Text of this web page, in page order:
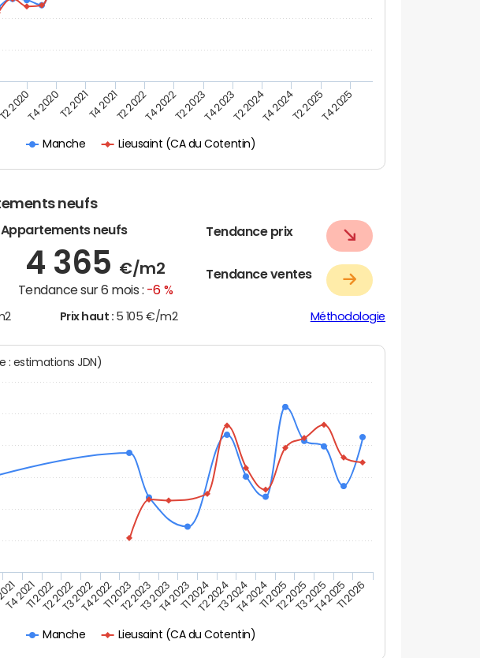
Manche Lieusaint (CA du Cotentin)
2020T4 2020T2 2021T4 2021T2 2022T4 2022T2 2023T4 2023T2 2024T4 2024T2 2025T4 2025
neufs
Appartements neufs
4 365 €/m2
Tendance sur 6 mois : -6 %
Tendance prix
Tendance ventes
Prix haut : 5 105 €/m2 Méthodologie
(source : estimations JDN)
Manche Lieusaint (CA du Cotentin)
T4 2021T1 2022T2 2022T3 2022T4 2022T1 2023T2 2023T3 2023T4 2023T1 2024T2 2024T3 2024T4 2024T1 2025T2 2025T3 2025T4 2025T1 2026